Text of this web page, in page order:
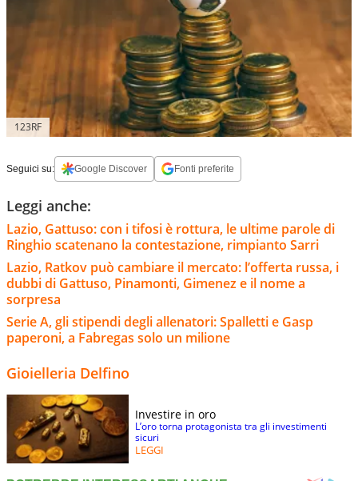
123RF
Seguici su: Google Discover Fonti preferite
Leggi anche:
Lazio, Gattuso: con i tifosi è rottura, le ultime parole di
Ringhio scatenano la contestazione, rimpianto Sarri
Lazio, Ratkov può cambiare il mercato: l’offerta russa, i
dubbi di Gattuso, Pinamonti, Gimenez e il nome a
sorpresa
Serie A, gli stipendi degli allenatori: Spalletti e Gasp
paperoni, a Fabregas solo un milione
Gioielleria Delfino
Investire in oro
L’oro torna protagonista tra gli investimenti
sicuri
LEGGI